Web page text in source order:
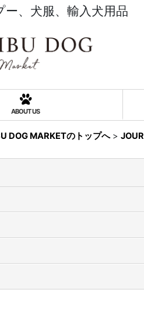
ー、犬服、輸入犬用品
ABOUT US
DOG MARKETのトップへ >